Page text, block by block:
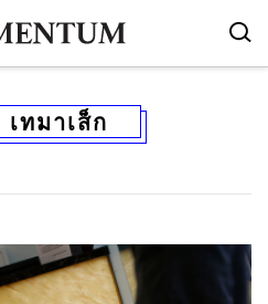
เทมาเส็ก